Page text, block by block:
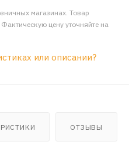
магазинах. Товар
цену уточняйте на
или описании?
ОТЗЫВЫ